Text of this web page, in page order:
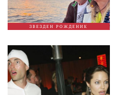
ЗВЕЗДЕН РОЖДЕНИК